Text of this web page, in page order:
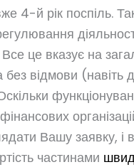
4-й рік поспіль.
це вказує на
відмови (навіть
Вашу заявку, і
частинами